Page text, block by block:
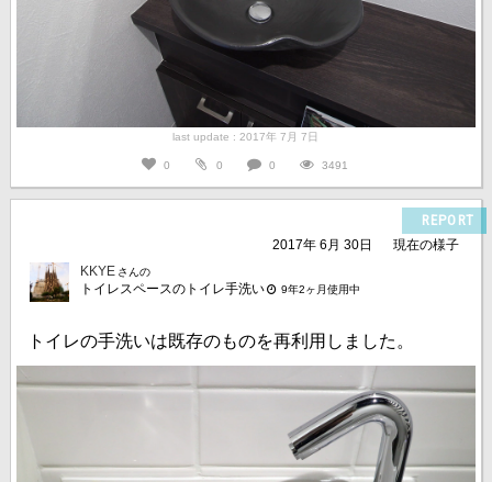
last update : 2017年 7月 7日
0 0 0 3491
REPORT
2017年 6月 30日
現在の様子
KKYE さんの
トイレスペースのトイレ手洗い 9年2ヶ月使用中
トイレの手洗いは既存のものを再利用しました。